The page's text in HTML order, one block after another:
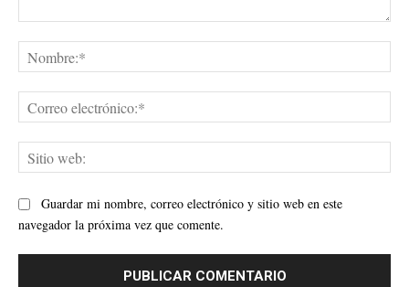
Guardar mi nombre, correo electrónico y sitio web en este
navegador la próxima vez que comente.